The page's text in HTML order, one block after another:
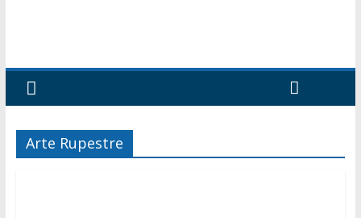
Arte Rupestre